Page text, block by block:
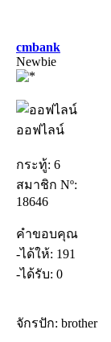
cmbank
Newbie
ออฟไลน์
กระทู้: 6
สมาชิก Nº:
18646
คำขอบคุณ
-ได้ให้: 191
-ได้รับ: 0
จักรปัก: brother